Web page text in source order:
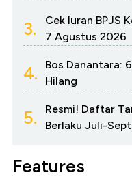
3.
Cek Iuran BPJS
7 Agustus 2026
4.
Bos Danantara:
Hilang
5.
Resmi! Daftar
Berlaku Juli-
Features